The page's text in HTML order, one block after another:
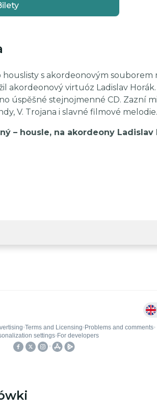
s akordeonovým
akordeonový virtuóz Ladislav
úspěšné stejnojmenné CD. Zazní
V. Trojana i slavné filmové melodie.
– housle, na akordeony